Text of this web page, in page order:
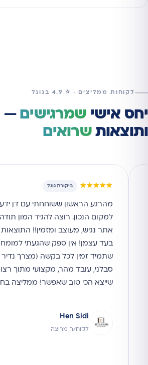
לקוחות ממליצים · ⭐ 4.9 בגוגל
יחס אישי שמרגישים —
ותוצאותשרואים
★★★★★ ביקורת גוגל
מהרגע הראשון ששוחחתי עם דן
למקום הנכון. רוצה להגיד המון
אתר נגיש, מעוצב ומזמין!!
בעד עצמן! אין ספק שהגעתי
שתמיד זמין לכל בקשה (מצרך נדיר
סבלני, עובד מהר, מקצועי מתוך
שייצא הכי טוב שאפשר! ממליצה
Hen Sidi
לקוח/ה מרוצה